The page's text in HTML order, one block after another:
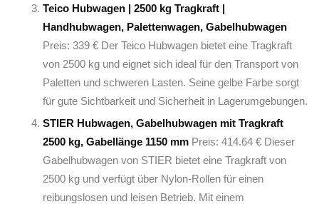
Teico Hubwagen | 2500 kg Tragkraft |
Handhubwagen, Palettenwagen, Gabelhubwagen
Preis: 339 € Der Teico Hubwagen bietet eine Tragkraft
von 2500 kg und eignet sich ideal für den Transport von
Paletten und schweren Lasten. Seine gelbe Farbe sorgt
für gute Sichtbarkeit und Sicherheit in Lagerumgebungen.
STIER Hubwagen, Gabelhubwagen mit Tragkraft
2500 kg, Gabellänge 1150 mm Preis: 414.64 € Dieser
Gabelhubwagen von STIER bietet eine Tragkraft von
2500 kg und verfügt über Nylon-Rollen für einen
reibungslosen und leisen Betrieb. Mit einem